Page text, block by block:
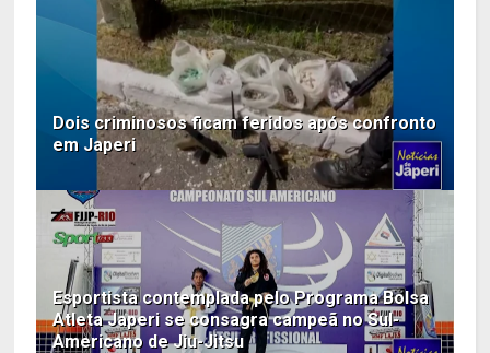
Dois criminosos ficam feridos após confronto
em Japeri
Esportista contemplada pelo Programa Bolsa
Atleta Japeri se consagra campeã no Sul-
Americano de Jiu-Jitsu